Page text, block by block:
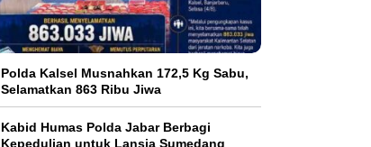
Polda Kalsel Musnahkan 172,5 Kg Sabu,
Selamatkan 863 Ribu Jiwa
Kabid Humas Polda Jabar Berbagi
Kepedulian untuk Lansia Sumedang